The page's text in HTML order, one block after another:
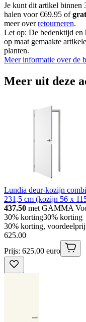
Je kunt dit artikel binnen
halen voor €69.95 of
meer overretourneren.
Let op: De bedenktijd en
op maat gemaakte
planten.
Meer informatie over de
Meer uit deze
Lundia deur-kozijn
231,5 cm (kozijn 56 x
437.50 met GAMMA
30% korting30% korting
30% korting,
625.00
Prijs: 625.00 euro